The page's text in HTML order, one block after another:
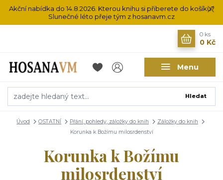
Akční nabídka do 14.8.2026. Kterou knihu si přiberete do košíku?
Slunečné léto přeje tým z hosanavm.cz
Menu
Hledat
0 ks
0 Kč
Úvod OSTATNÍ Přání, pohledy, záložky do knih
Záložky do knih
Korunka k Božímu milosrdenství
Korunka k Božímu
milosrdenství